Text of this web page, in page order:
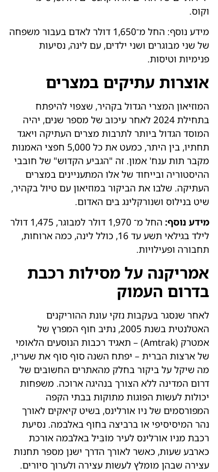
וקוס.
מידע נוסף: החל מ־1,650 דולר לאדם בעבור משפחה
של שני מבוגרים ושני ילדים, עם לינה, נסיעות
פנימיות וטיסות.
אוצרות עתיקים במצרים
המוזיאון המצרי הגדול בקהיר, שצפוי להיפתח
בתחילת 2024 לאחר עיכוב של מספר שנים, יהיה
המוסד הגדול ביותר לתרבות מצרים העתיקה ויאגד
תחתיו, בין היתר, כמעט את כל 5,000 חפצי האמנות
מקבר תות ענח' אמון. זה "הגביע הקדוש" של חובבי
ההיסטוריה ובייחוד של אלו המתעניינים במצרים
העתיקה. שלבו את הביקור במוזיאון עם טיול בקהיר,
שיט בנילוס ושנורקלינג בים האדום.
מידע נוסף:
החל מ־ 1,970 דולר למבוגר, 1,475 דולר
לילד בגילאי תשע עד 16, כולל לינה, כמה ארוחות,
תחבורה ופעילויות.
אמריקנה על מסילות רכבת
בדרום העמוק
לאחר שנסגר בעקבות נזקי עונת ההוריקנים
האטלנטית בשנת 2005, נתיב חוף המפרץ של
אמטרק (Amtrak) – תאגיד רכבות הנוסעים הלאומי
של ארצות הברית – יפתח השנה סוף סוף את שעריו,
מה שיקל על ביקור בחלק מהאתרים החשובים של
דרום המדינה ללא הצורך בנהיגה ארוכה. משפחות
יכולות לעשות הפוגות מתוקות בבתי הקפה
המפורסמים של ניו אורלינס, בשיט קיאקים לאורך
נהר המיסיסיפי או ברביצה בחוף באלבמה. נסיעת
רכבת מניו אורלינס לעיר מוֹבִּיל באלבמה אורכת
כארבע שעות, כאשר לאורך הדרך ישנן מספר תחנות
עצירה שבהן מומלץ לעשות עצירה ולערוך סיורים.